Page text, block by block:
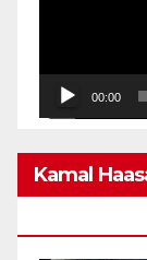
00:00
Kamal